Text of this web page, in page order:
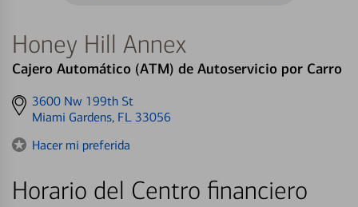
Honey Hill Annex
Cajero Automático (ATM) de Autoservicio por Carro
Get
directions
3600 Nw 199th St
Miami Gardens, FL 33056
Hacer mi preferida
Horario del Centro financiero